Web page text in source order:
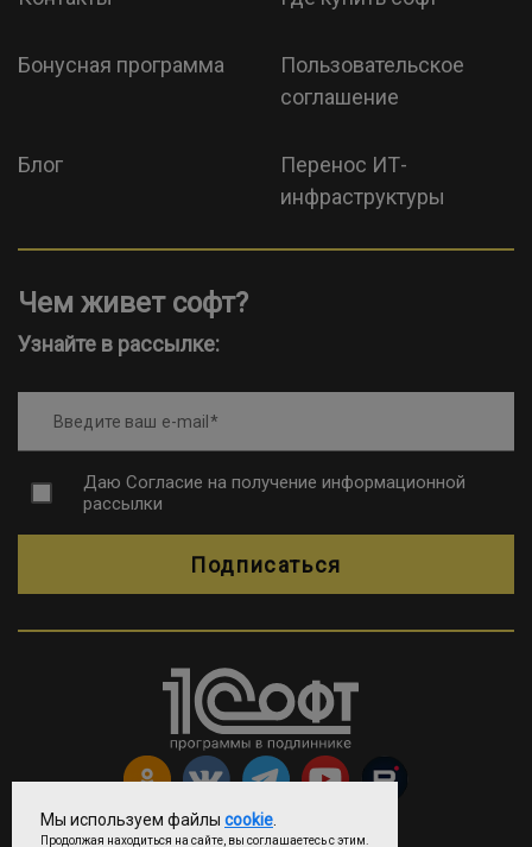
Бонусная программа
Пользовательское
соглашение
Блог
Перенос ИТ-
инфраструктуры
Чем живет софт?
Узнайте в рассылке:
Введите ваш e-mail
Даю Согласие на получение информационной
рассылки
Подписаться
Мы используем файлы cookie
Продолжая находиться на сайте, вы соглашаетесь с этим.